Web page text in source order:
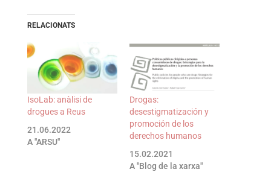
RELACIONATS
IsoLab: anàlisi de
drogues a Reus
21.06.2022
A "ARSU"
Drogas:
desestigmatización y
promoción de los
derechos humanos
15.02.2021
A "Blog de la xarxa"